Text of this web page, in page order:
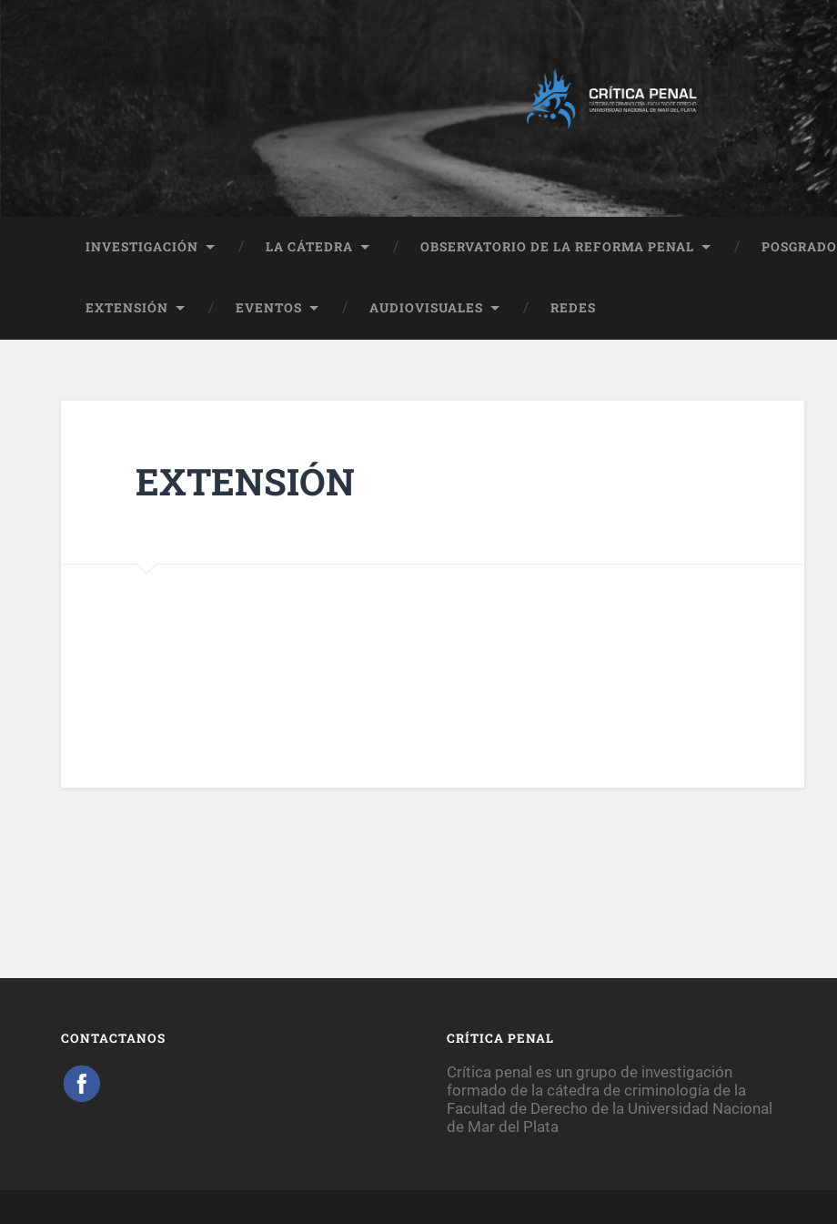
INVESTIGACIÓN LA CÁTEDRA OBSERVATORIO DE LA REFORMA PENAL POSGRADO
EXTENSIÓN EVENTOS AUDIOVISUALES REDES
EXTENSIÓN
CONTACTANOS CRÍTICA PENAL
Crítica penal es un grupo de investigación
formado de la cátedra de criminología de la
Facultad de Derecho de la Universidad Nacional
de Mar del Plata